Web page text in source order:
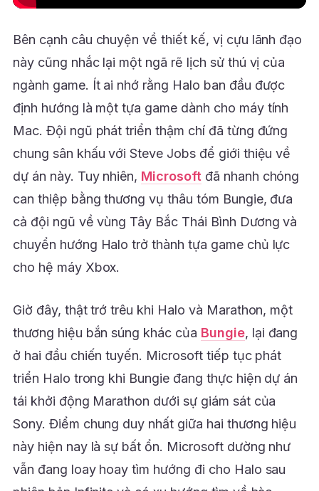
Bên cạnh câu chuyện về thiết kế, vị cựu lãnh đạo
này cũng nhắc lại một ngã rẽ lịch sử thú vị của
ngành game. Ít ai nhớ rằng Halo ban đầu được
định hướng là một tựa game dành cho máy tính
Mac. Đội ngũ phát triển thậm chí đã từng đứng
chung sân khấu với Steve Jobs để giới thiệu về
dự án này. Tuy nhiên, Microsoftđã nhanh chóng
can thiệp bằng thương vụ thâu tóm Bungie, đưa
cả đội ngũ về vùng Tây Bắc Thái Bình Dương và
chuyển hướng Halo trở thành tựa game chủ lực
cho hệ máy Xbox.
Giờ đây, thật trớ trêu khi Halo và Marathon, một
thương hiệu bắn súng khác của Bungie, lại đang
ở hai đầu chiến tuyến. Microsoft tiếp tục phát
triển Halo trong khi Bungie đang thực hiện dự án
tái khởi động Marathon dưới sự giám sát của
Sony. Điểm chung duy nhất giữa hai thương hiệu
này hiện nay là sự bất ổn. Microsoft dường như
vẫn đang loay hoay tìm hướng đi cho Halo sau